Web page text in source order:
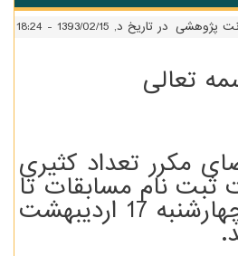
پژوهشیدر تاریخ د, 1393/02/15 - 18:24
تعالی
مکرر تعداد کثیری
ثبت نام مسابقات تا
ساعت 24 روز چهارشنبه 17 اردیبهشت